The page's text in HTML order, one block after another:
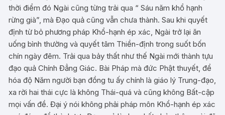
thời điểm đó Ngài cũng từng trải qua “ Sáu năm khổ hạnh
rừng già”, mà Đạo quả cũng vẫn chưa thành. Sau khi quyết
định từ bỏ phương pháp Khổ-hạnh ép xác, Ngài trở lại ăn
uống bình thường và quyết tâm Thiền-định trong suốt bốn
chín ngày đêm. Trải qua bảy thất như thế Ngài mới thành tựu
đạo quả Chính Đẳng Giác. Bài Pháp mà đức Phật thuyết, để
hóa độ Năm người bạn đồng tu ấy chính là giáo lý Trung-đạo,
xa rời hai thái cực là không Thái-quá và cũng không Bất-cập
mọi vấn đề. Đại ý nói không phải pháp môn Khổ-hạnh ép xác